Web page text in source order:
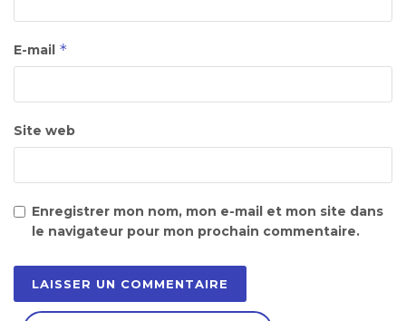
E-mail *
Site web
Enregistrer mon nom, mon e-mail et mon site dans
le navigateur pour mon prochain commentaire.